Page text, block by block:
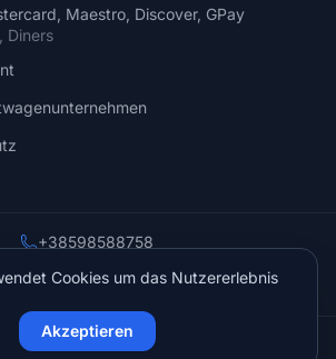
Maestro, Discover, GPay
Diners
+38598588758
put 9, Veliko Brdo, Makarska
Sol d.o.o.. Alle Rechte vorbehalten.
Cookies um das Nutzererlebnis
Akzeptieren